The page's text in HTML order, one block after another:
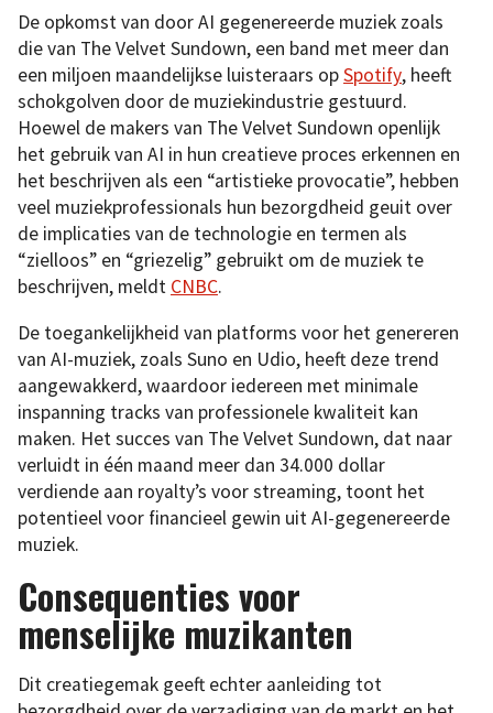
De opkomst van door AI gegenereerde muziek zoals
die van The Velvet Sundown, een band met meer dan
een miljoen maandelijkse luisteraars opSpotify, heeft
schokgolven door de muziekindustrie gestuurd.
Hoewel de makers van The Velvet Sundown openlijk
het gebruik van AI in hun creatieve proces erkennen en
het beschrijven als een “artistieke provocatie”, hebben
veel muziekprofessionals hun bezorgdheid geuit over
de implicaties van de technologie en termen als
“zielloos” en “griezelig” gebruikt om de muziek te
beschrijven, meldt CNBC.
De toegankelijkheid van platforms voor het genereren
van AI-muziek, zoals Suno en Udio, heeft deze trend
aangewakkerd, waardoor iedereen met minimale
inspanning tracks van professionele kwaliteit kan
maken. Het succes van The Velvet Sundown, dat naar
verluidt in één maand meer dan 34.000 dollar
verdiende aan royalty’s voor streaming, toont het
potentieel voor financieel gewin uit AI-gegenereerde
muziek.
Consequenties voor
menselijke muzikanten
Dit creatiegemak geeft echter aanleiding tot